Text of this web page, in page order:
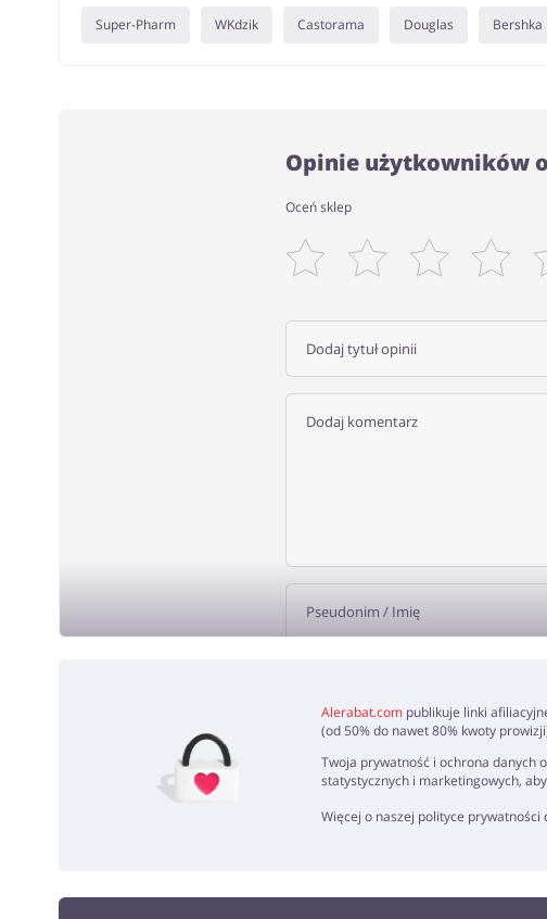
Super-Pharm WKdzik Castorama Douglas Bershka
Opinie użytkowników
Oceń sklep
Alerabat.compublikuje linki
(od 50% do nawet 80% kwoty
Twoja prywatność i ochrona danych
statystycznych i marketingowych,
Więcej o naszej polityce prywatności